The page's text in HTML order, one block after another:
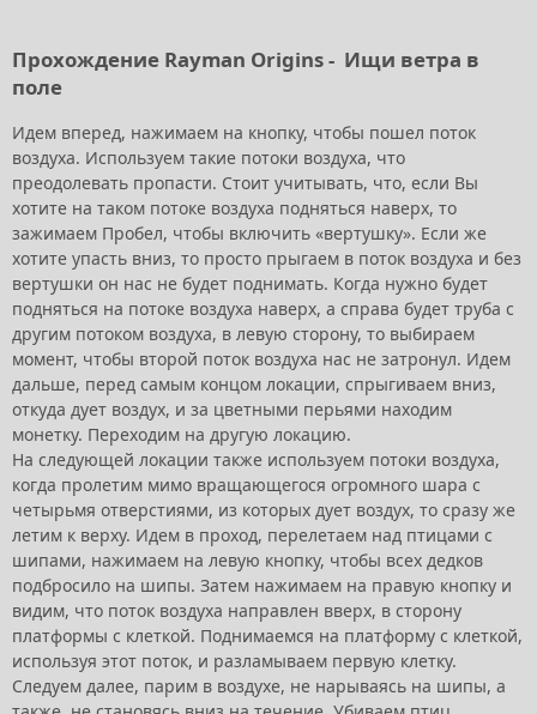
Прохождение Rayman Origins - Ищи ветра в
поле
Идем вперед, нажимаем на кнопку, чтобы пошел поток
воздуха. Используем такие потоки воздуха, что
преодолевать пропасти. Стоит учитывать, что, если Вы
хотите на таком потоке воздуха подняться наверх, то
зажимаем Пробел, чтобы включить «вертушку». Если же
хотите упасть вниз, то просто прыгаем в поток воздуха и без
вертушки он нас не будет поднимать. Когда нужно будет
подняться на потоке воздуха наверх, а справа будет труба с
другим потоком воздуха, в левую сторону, то выбираем
момент, чтобы второй поток воздуха нас не затронул. Идем
дальше, перед самым концом локации, спрыгиваем вниз,
откуда дует воздух, и за цветными перьями находим
монетку. Переходим на другую локацию.
На следующей локации также используем потоки воздуха,
когда пролетим мимо вращающегося огромного шара с
четырьмя отверстиями, из которых дует воздух, то сразу же
летим к верху. Идем в проход, перелетаем над птицами с
шипами, нажимаем на левую кнопку, чтобы всех дедков
подбросило на шипы. Затем нажимаем на правую кнопку и
видим, что поток воздуха направлен вверх, в сторону
платформы с клеткой. Поднимаемся на платформу с клеткой,
используя этот поток, и разламываем первую клетку.
Следуем далее, парим в воздухе, не нарываясь на шипы, а